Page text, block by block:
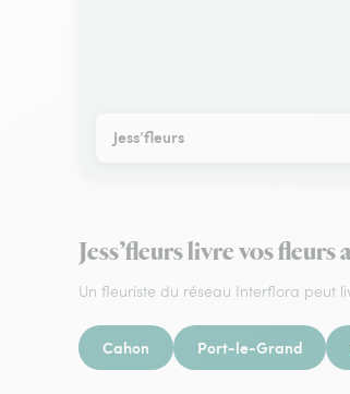
Jess’fleurs
Jess’fleurs livre vos
Un fleuriste du réseau Interflora peut
Cahon Port-le-Grand